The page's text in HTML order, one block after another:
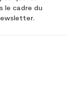
le cadre du